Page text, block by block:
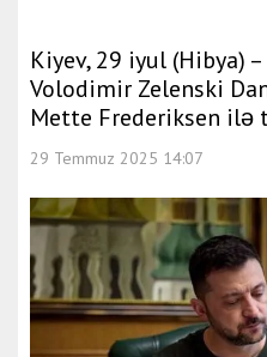
Kiyev, 29 iyul (Hibya)
Volodimir Zelenski
Mette Frederiksen ilə
29 Temmuz 2025 14:07